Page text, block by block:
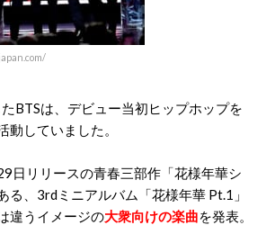
BTSは、デビュー当初ヒップホップを
動していました。
日リリースの青春三部作「花様年華シ
る、3rdミニアルバム「花様年華 Pt.1」
違うイメージの大衆向けの楽曲を発表。